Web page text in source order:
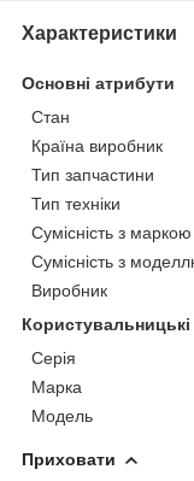
Характеристики
Основні атрибути
Стан
Країна виробник
Тип запчастини
Тип техніки
Сумісність з маркою
Сумісність з
Виробник
Серія
Марка
Модель
Приховати